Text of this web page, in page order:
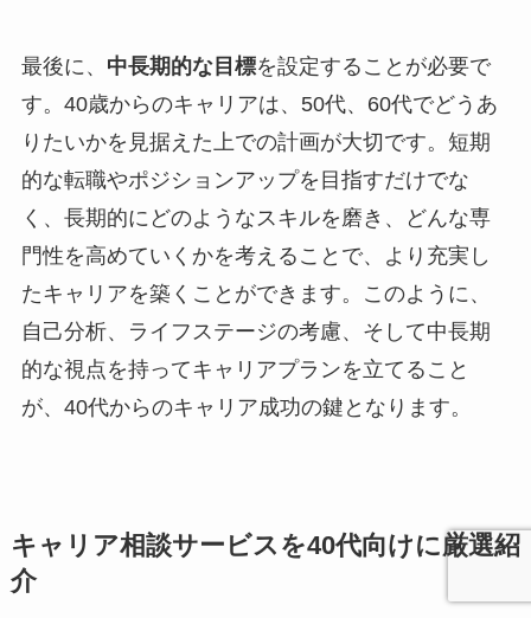
最後に、 中長期的な目標を設定することが必要で
す。40歳からのキャリアは、50代、60代でどうあ
りたいかを見据えた上での計画が大切です。短期
的な転職やポジションアップを目指すだけでな
く、長期的にどのようなスキルを磨き、どんな専
門性を高めていくかを考えることで、より充実し
たキャリアを築くことができます。このように、
自己分析、ライフステージの考慮、そして中長期
的な視点を持ってキャリアプランを立てること
が、40代からのキャリア成功の鍵となります。
キャリア相談サービスを40代向けに厳選紹
介